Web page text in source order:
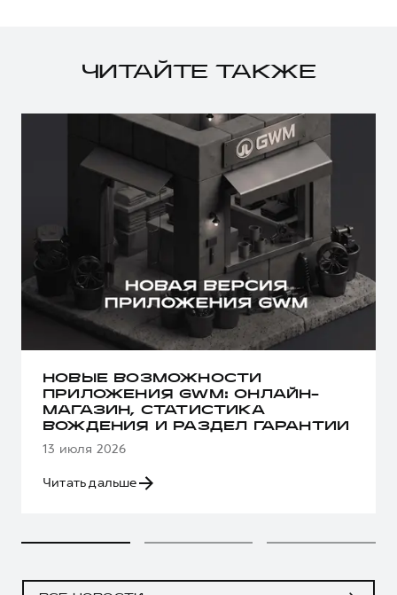
ЧИТАЙТЕ ТАКЖЕ
НОВЫЕ ВОЗМОЖНОСТИ
ПРИЛОЖЕНИЯ GWM: ОНЛАЙН-
МАГАЗИН, СТАТИСТИКА
ВОЖДЕНИЯ И РАЗДЕЛ ГАРАНТИИ
13 июля 2026
Читать дальше